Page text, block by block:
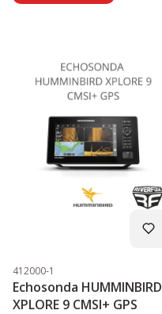
Kod produktu
412000-1
Echosonda HUMMINBIRD
XPLORE 9 CMSI+ GPS